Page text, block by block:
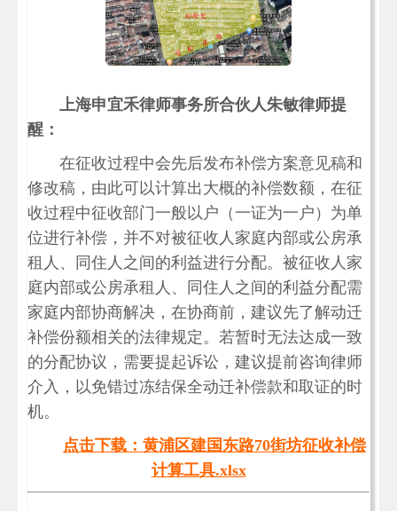
上海申宜禾律师事务所合伙人朱敏律师提
醒：
在征收过程中会先后发布补偿方案意见稿和
修改稿，由此可以计算出大概的补偿数额，在征
收过程中征收部门一般以户（一证为一户）为单
位进行补偿，并不对被征收人家庭内部或公房承
租人、同住人之间的利益进行分配。被征收人家
庭内部或公房承租人、同住人之间的利益分配需
家庭内部协商解决，在协商前，建议先了解动迁
补偿份额相关的法律规定。若暂时无法达成一致
的分配协议，需要提起诉讼，建议提前咨询律师
介入，以免错过冻结保全动迁补偿款和取证的时
机。
点击下载：黄浦区建国东路70街坊征收补偿
计算工具.xlsx